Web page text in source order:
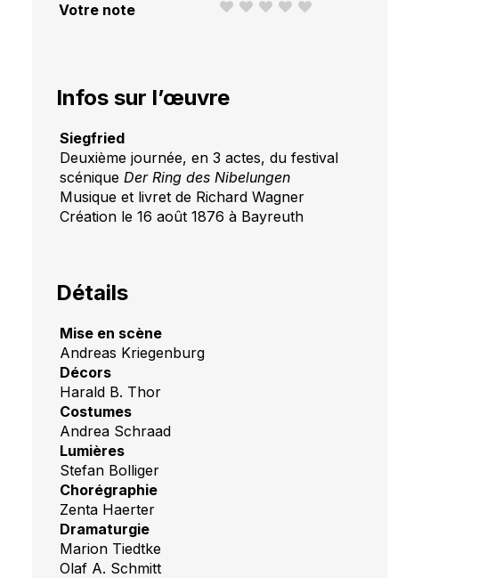
Votre note
Infos sur l’œuvre
Siegfried
Deuxième journée, en 3 actes, du festival
scénique Der Ring des Nibelungen
Musique et livret de Richard Wagner
Création le 16 août 1876 à Bayreuth
Détails
Mise en scène
Andreas Kriegenburg
Décors
Harald B. Thor
Costumes
Andrea Schraad
Lumières
Stefan Bolliger
Chorégraphie
Zenta Haerter
Dramaturgie
Marion Tiedtke
Olaf A. Schmitt